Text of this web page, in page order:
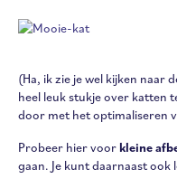
(Ha, ik zie je wel kijken naar
heel leuk stukje over katten
door met het optimaliseren
Probeer hier voorkleine
gaan. Je kunt daarnaast